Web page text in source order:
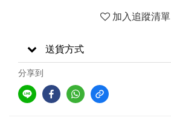
加入追蹤清單
送貨方式
分享到